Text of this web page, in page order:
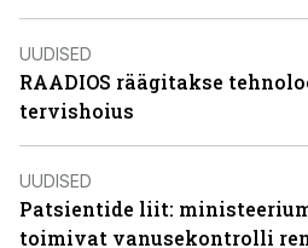
UUDISED
RAADIOS räägitakse
tervishoius
UUDISED
Patsientide liit:
toimivat vanusekontrolli